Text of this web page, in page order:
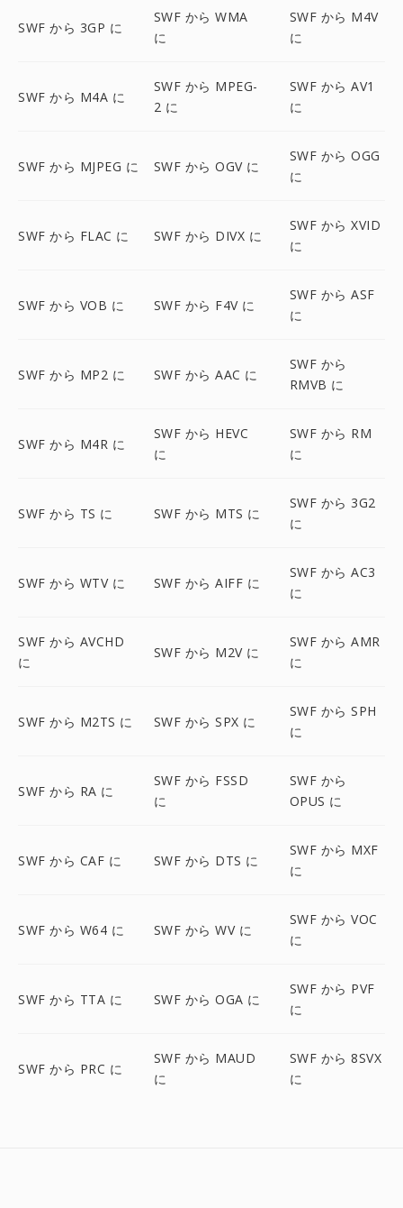
SWF から 3GP に
SWF から WMA
に
SWF から M4V
に
SWF から M4A に
SWF から MPEG-
2 に
SWF から AV1
に
SWF から MJPEG に SWF から OGV に
SWF から OGG
に
SWF から FLAC に SWF から DIVX に
SWF から XVID
に
SWF から VOB に SWF から F4V に
SWF から ASF
に
SWF から MP2 に SWF から AAC に
SWF から
RMVB に
SWF から M4R に
SWF から HEVC
に
SWF から RM
に
SWF から TS に SWF から MTS に
SWF から 3G2
に
SWF から WTV に SWF から AIFF に
SWF から AC3
に
SWF から AVCHD
に
SWF から M2V に
SWF から AMR
に
SWF から M2TS に SWF から SPX に
SWF から SPH
に
SWF から RA に
SWF から FSSD
に
SWF から
OPUS に
SWF から CAF に SWF から DTS に
SWF から MXF
に
SWF から W64 に SWF から WV に
SWF から VOC
に
SWF から TTA に SWF から OGA に
SWF から PVF
に
SWF から PRC に
SWF から MAUD
に
SWF から 8SVX
に